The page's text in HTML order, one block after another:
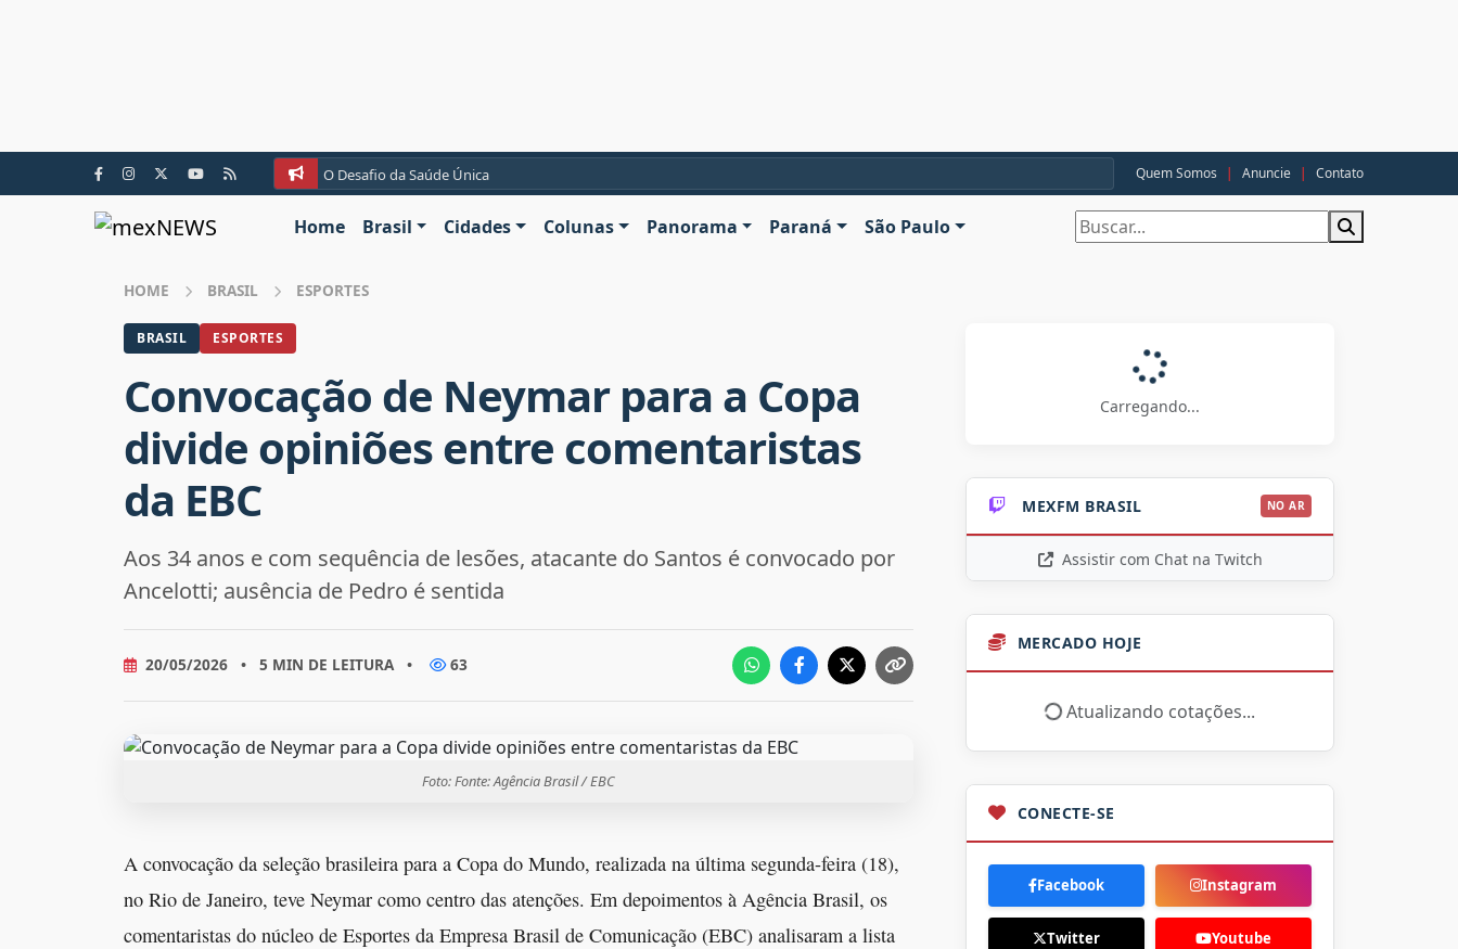
O Desafio da Saúde Única Quem Somos | Anuncie | Contato
Home Brasil Cidades Colunas Panorama Paraná São Paulo
HOME BRASIL ESPORTES
BRASIL ESPORTES
Convocação de Neymar para a Copa
divide opiniões entre comentaristas
da EBC
Aos 34 anos e com sequência de lesões, atacante do Santos é convocado por
Ancelotti; ausência de Pedro é sentida
20/05/2026 • 5 MIN DE LEITURA • 63
Foto: Fonte: Agência Brasil / EBC
A convocação da seleção brasileira para a Copa do Mundo, realizada na última segunda-feira (18),
no Rio de Janeiro, teve Neymar como centro das atenções. Em depoimentos à Agência Brasil, os
comentaristas do núcleo de Esportes da Empresa Brasil de Comunicação (EBC) analisaram a lista
Carregando...
MEXFM BRASIL NO AR
Assistir com Chat na Twitch
MERCADO HOJE
Atualizando cotações...
CONECTE-SE
Facebook Instagram
Twitter Youtube